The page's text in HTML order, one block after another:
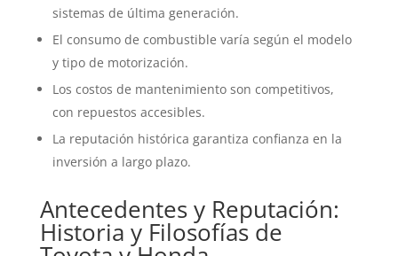
sistemas de última generación.
El consumo de combustible varía según el modelo
y tipo de motorización.
Los costos de mantenimiento son competitivos,
con repuestos accesibles.
La reputación histórica garantiza confianza en la
inversión a largo plazo.
Antecedentes y Reputación:
Historia y Filosofías de